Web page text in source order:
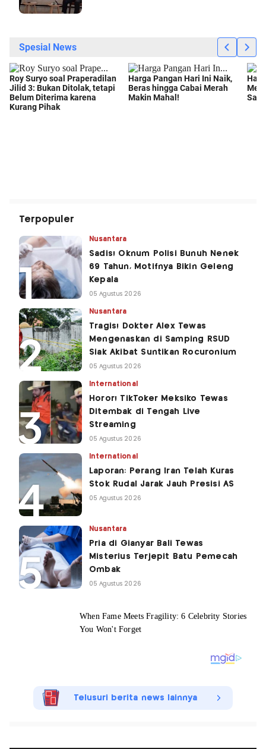
Terpopuler
Nusantara
Sadis! Oknum Polisi Bunuh Nenek
69 Tahun, Motifnya Bikin Geleng
Kepala
05 Agustus 2026
Nusantara
Tragis! Dokter Alex Tewas
Mengenaskan di Samping RSUD
Siak Akibat Suntikan Rocuronium
05 Agustus 2026
International
Horor! TikToker Meksiko Tewas
Ditembak di Tengah Live
Streaming
05 Agustus 2026
International
Laporan: Perang Iran Telah Kuras
Stok Rudal Jarak Jauh Presisi AS
05 Agustus 2026
Nusantara
Pria di Gianyar Bali Tewas
Misterius Terjepit Batu Pemecah
Ombak
05 Agustus 2026
Telusuri berita news lainnya